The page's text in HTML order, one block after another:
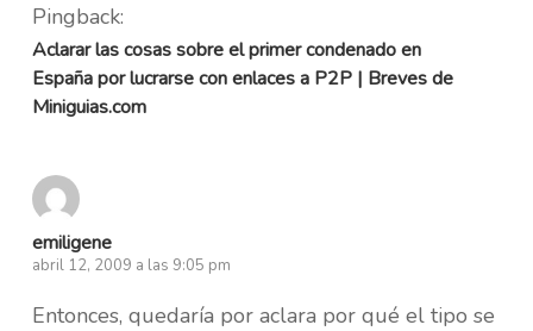
Pingback:
Aclarar las cosas sobre el primer condenado en
España por lucrarse con enlaces a P2P | Breves de
Miniguias.com
emiligene
abril 12, 2009 a las 9:05 pm
Entonces, quedaría por aclara por qué el tipo se